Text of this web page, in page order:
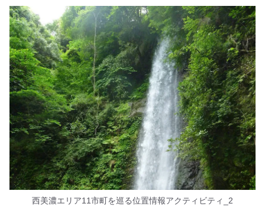
西美濃エリア11市町を巡る位置情報アクティビティ_2